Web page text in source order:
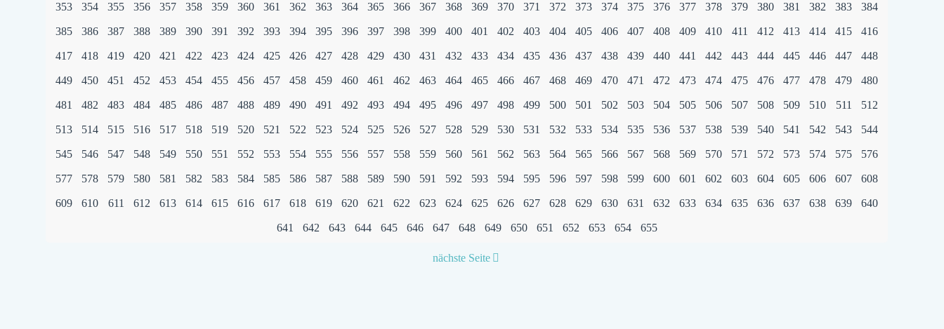
353 354 355 356 357 358 359 360 361 362 363 364 365 366 367 368 369 370 371 372 373 374 375 376 377 378 379 380 381 382 383 384
385 386 387 388 389 390 391 392 393 394 395 396 397 398 399 400 401 402 403 404 405 406 407 408 409 410 411 412 413 414 415 416
417 418 419 420 421 422 423 424 425 426 427 428 429 430 431 432 433 434 435 436 437 438 439 440 441 442 443 444 445 446 447 448
449 450 451 452 453 454 455 456 457 458 459 460 461 462 463 464 465 466 467 468 469 470 471 472 473 474 475 476 477 478 479 480
481 482 483 484 485 486 487 488 489 490 491 492 493 494 495 496 497 498 499 500 501 502 503 504 505 506 507 508 509 510 511 512
513 514 515 516 517 518 519 520 521 522 523 524 525 526 527 528 529 530 531 532 533 534 535 536 537 538 539 540 541 542 543 544
545 546 547 548 549 550 551 552 553 554 555 556 557 558 559 560 561 562 563 564 565 566 567 568 569 570 571 572 573 574 575 576
577 578 579 580 581 582 583 584 585 586 587 588 589 590 591 592 593 594 595 596 597 598 599 600 601 602 603 604 605 606 607 608
609 610 611 612 613 614 615 616 617 618 619 620 621 622 623 624 625 626 627 628 629 630 631 632 633 634 635 636 637 638 639 640
641 642 643 644 645 646 647 648 649 650 651 652 653 654 655
nächste Seite